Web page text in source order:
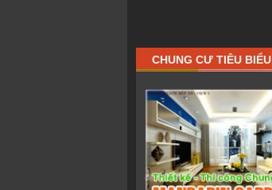
CHUNG CƯ TIÊU BIỂU